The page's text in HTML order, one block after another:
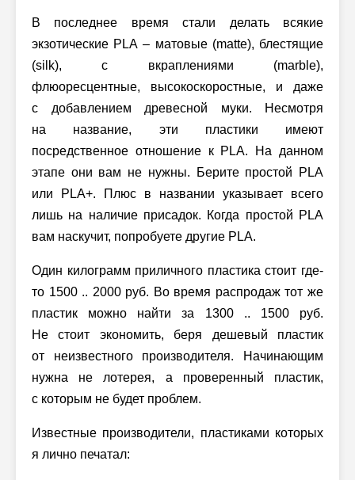
В последнее время стали делать всякие
экзотические PLA – матовые (matte), блестящие
(silk), с вкраплениями (marble),
флюоресцентные, высокоскоростные, и даже
с добавлением древесной муки. Несмотря
на название, эти пластики имеют
посредственное отношение к PLA. На данном
этапе они вам не нужны. Берите простой PLA
или PLA+. Плюс в названии указывает всего
лишь на наличие присадок. Когда простой PLA
вам наскучит, попробуете другие PLA.
Один килограмм приличного пластика стоит где-
то 1500 .. 2000 руб. Во время распродаж тот же
пластик можно найти за 1300 .. 1500 руб.
Не стоит экономить, беря дешевый пластик
от неизвестного производителя. Начинающим
нужна не лотерея, а проверенный пластик,
с которым не будет проблем.
Известные производители, пластиками которых
я лично печатал: